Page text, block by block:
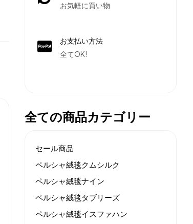
お気軽に買い物
お支払い方法
全てOK!
全ての商品カテゴリー
セール商品
ペルシャ絨毯クムシルク
ペルシャ絨毯ナイン
ペルシャ絨毯タブリーズ
ペルシャ絨毯イスファハン